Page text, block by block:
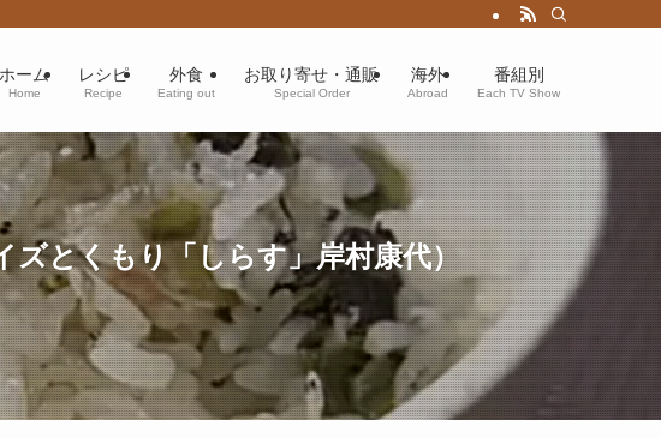
ホーム
Home
レシピ
Recipe
外食
Eating out
お取り寄せ・通販
Special Order
海外
Abroad
番組別
Each TV Show
とくもり「しらす」岸村康代）